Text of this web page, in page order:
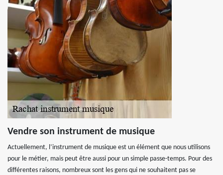
Vendre son instrument de musique
Actuellement, l’instrument de musique est un élément que nous utilisons
pour le métier, mais peut être aussi pour un simple passe-temps. Pour des
différentes raisons, nombreux sont les gens qui ne souhaitent pas se